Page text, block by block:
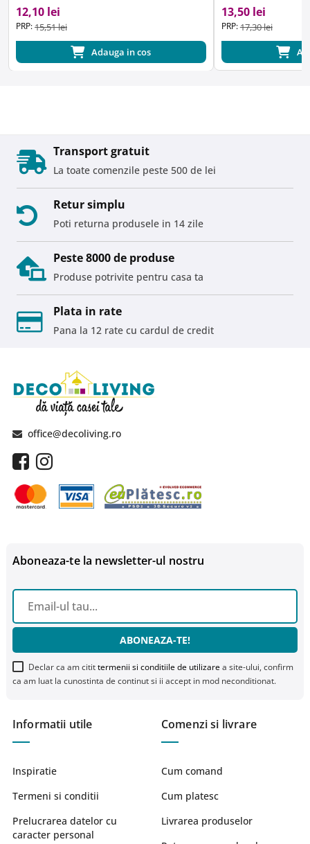
12,10 lei
PRP:15,51 lei
Adauga in cos
13,50 lei
PRP:17,30 lei
Transport gratuit
La toate comenzile peste 500 de lei
Retur simplu
Poti returna produsele in 14 zile
Peste 8000 de produse
Produse potrivite pentru casa ta
Plata in rate
Pana la 12 rate cu cardul de credit
office@decoliving.ro
Informatii utile
Inspiratie
Termeni si conditii
Prelucrarea datelor cu
caracter personal
Comenzi si livrare
Cum comand
Cum platesc
Livrarea produselor
Aboneaza-te la newsletter-ul nostru
ABONEAZA-TE!
Declar ca am citittermenii si conditiile de utilizarea site-ului, confirm
ca am luat la cunostinta de continut si ii accept in mod neconditionat.